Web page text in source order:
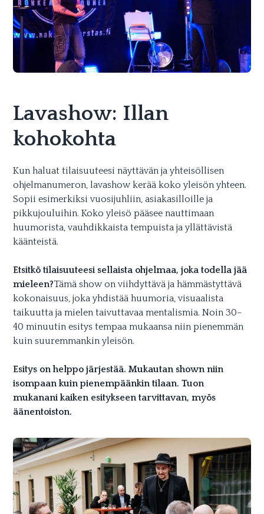
Lavashow: Illan
kohokohta
Kun haluat tilaisuuteesi näyttävän ja yhteisöllisen
ohjelmanumeron, lavashow kerää koko yleisön yhteen.
Sopii esimerkiksi vuosijuhliin, asiakasilloille ja
pikkujouluihin. Koko yleisö pääsee nauttimaan
huumorista, vauhdikkaista tempuista ja yllättävistä
käänteistä.
Etsitkö tilaisuuteesi sellaista ohjelmaa, joka todella jää
mieleen?Tämä show on viihdyttävä ja hämmästyttävä
kokonaisuus, joka yhdistää huumoria, visuaalista
taikuutta ja mielen taivuttavaa mentalismia. Noin 30–
40 minuutin esitys tempaa mukaansa niin pienemmän
kuin suuremmankin yleisön.
Esitys on helppo järjestää. Mukautan shown niin
isompaan kuin pienempäänkin tilaan. Tuon
mukanani kaiken esitykseen tarvittavan, myös
äänentoiston.